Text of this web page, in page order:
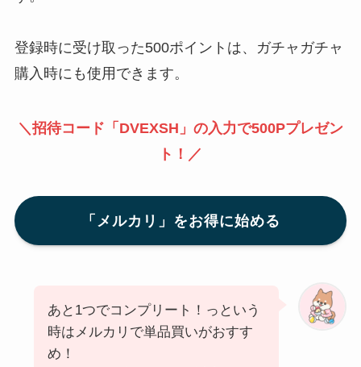
登録時に受け取った500ポイントは、ガチャガチャ
購入時にも使用できます。
＼招待コード「DVEXSH」の入力で500Pプレゼン
ト！／
「メルカリ」をお得に始める
あと1つでコンプリート！っという
時はメルカリで単品買いがおすす
め！